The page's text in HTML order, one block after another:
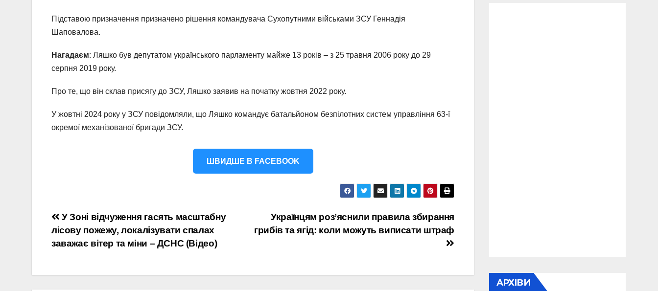
Підставою призначення призначено рішення командувача Сухопутними військами ЗСУ Геннадія
Шаповалова.
Нагадаєм: Ляшко був депутатом українського парламенту майже 13 років – з 25 травня 2006 року до 29
серпня 2019 року.
Про те, що він склав присягу до ЗСУ, Ляшко заявив на початку жовтня 2022 року.
У жовтні 2024 року у ЗСУ повідомляли, що Ляшко командує батальйоном безпілотних систем управління 63-ї
окремої механізованої бригади ЗСУ.
ШВИДШЕ В FACEBOOK
Навігація
записів
Українцям роз’яснили правила збирання
грибів та ягід: коли можуть виписати штраф
У Зоні відчуження гасять масштабну
лісову пожежу, локалізувати спалах
заважає вітер та міни – ДСНС (Відео)
АРХІВИ